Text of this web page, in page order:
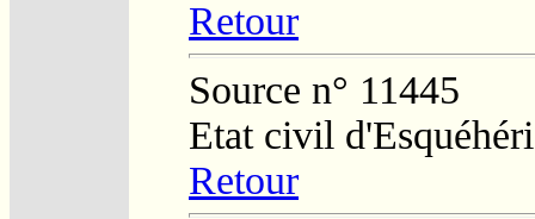
Retour
Source n° 11445
Etat civil
Retour